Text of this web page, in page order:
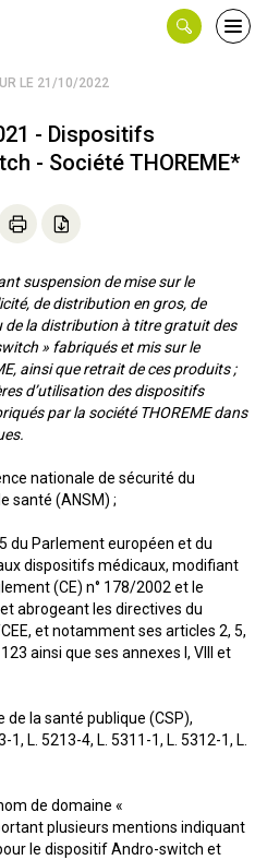
LE 21/10/2022
- Dispositifs
- Société THOREME*
suspension de mise sur le
de distribution en gros, de
de la distribution à titre gratuit des
» fabriqués et mis sur le
ainsi que retrait de ces produits ;
d’utilisation des dispositifs
par la société THOREME dans
nationale de sécurité du
santé (ANSM) ;
du Parlement européen et du
dispositifs médicaux, modifiant
(CE) n° 178/2002 et le
abrogeant les directives du
et notamment ses articles 2, 5,
ainsi que ses annexes I, VIII et
de la santé publique (CSP),
L. 5213-4, L. 5311-1, L. 5312-1, L.
de domaine «
plusieurs mentions indiquant
le dispositif Andro-switch et